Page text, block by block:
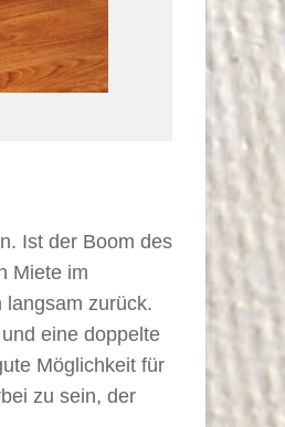
Ist der Boom des
Miete im
zurück.
eine doppelte
Möglichkeit für
zu sein, der